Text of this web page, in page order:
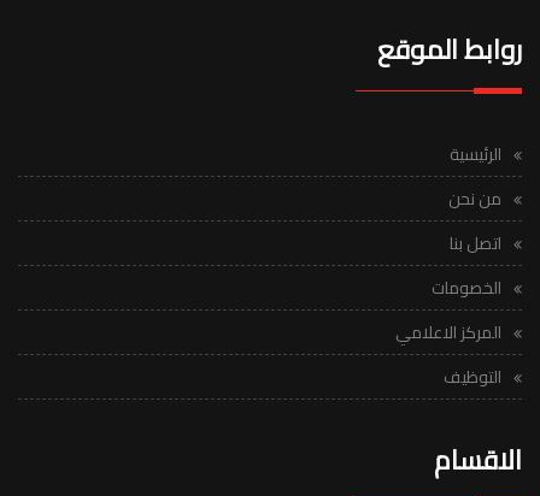
روابط الموقع
الرئيسية
من نحن
اتصل بنا
الخصومات
المركز الاعلامي
التوظيف
الاقسام